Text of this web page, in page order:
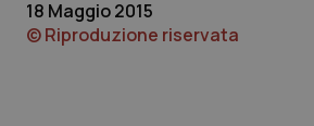
Toscana
Obesità
18 Maggio 2015
© Riproduzione riservata